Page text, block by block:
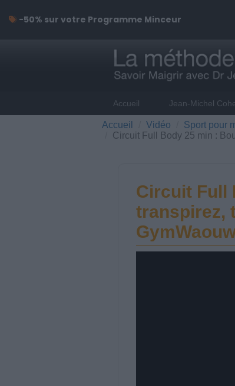
Accueil Jean-Michel
Accueil Vidéo
Sport pour
Circuit Full Body 25 min :
Circuit Full
transpirez,
-50% sur votre Programme Minceur